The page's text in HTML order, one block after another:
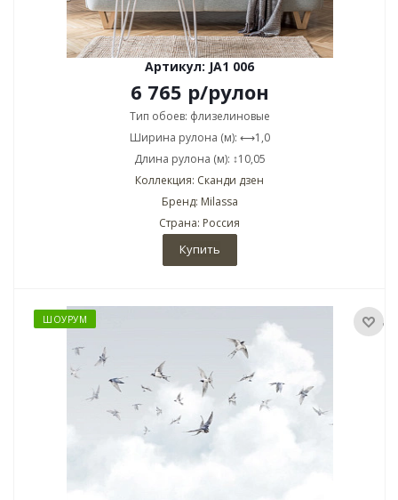
Артикул: JA1 006
6 765 р/рулон
Тип обоев: флизелиновые
Ширина рулона (м): ⟷1,0
Длина рулона (м): ↕10,05
Коллекция: Сканди дзен
Бренд: Milassa
Страна: Россия
Купить
ШОУРУМ